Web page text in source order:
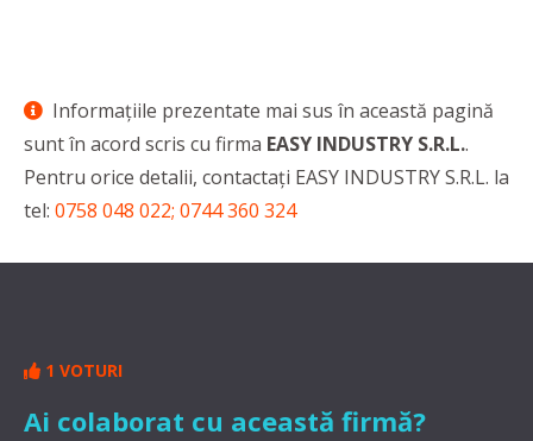
Informaţiile prezentate mai sus în această pagină
sunt în acord scris cu firma EASY INDUSTRY S.R.L..
Pentru orice detalii, contactaţi EASY INDUSTRY S.R.L. la
tel: 0758 048 022; 0744 360 324
1 VOTURI
Ai colaborat cu această firmă?